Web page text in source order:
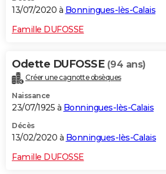
13/07/2020 à Bonningues-lès-Calais
Famille DUFOSSE
Odette DUFOSSE (94 ans)
Créer une cagnotte obsèques
Naissance
23/07/1925 à Bonningues-lès-Calais
Décès
13/02/2020 à Bonningues-lès-Calais
Famille DUFOSSE